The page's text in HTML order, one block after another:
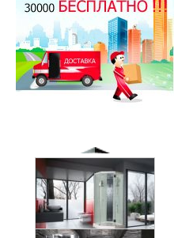
Душевая кабина Timo T-1170
170x88см
82300.00 руб.
Душевая кабина Timo Puro
Душевая кабина Timo T-1102
120x85см (L/R)